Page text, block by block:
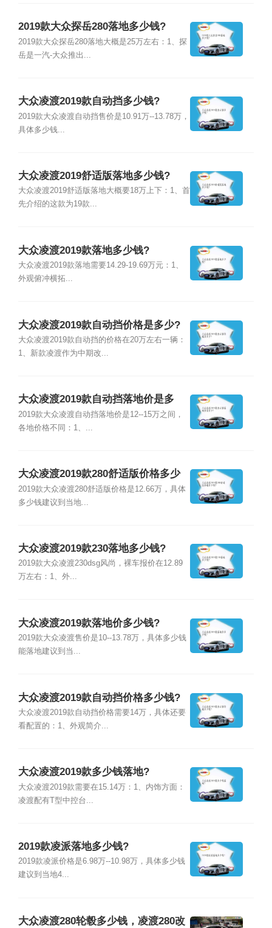
2019款大众探岳280落地多少钱?
2019款大众探岳280落地大概是25万左右：1、探
岳是一汽-大众推出...
大众凌渡2019款自动挡多少钱?
2019款大众凌渡自动挡售价是10.91万--13.78万，
具体多少钱...
大众凌渡2019舒适版落地多少钱?
大众凌渡2019舒适版落地大概要18万上下：1、首
先介绍的这款为19款...
大众凌渡2019款落地多少钱?
大众凌渡2019款落地需要14.29-19.69万元：1、
外观俯冲横拓...
大众凌渡2019款自动挡价格是多少?
大众凌渡2019款自动挡的价格在20万左右一辆：
1、新款凌渡作为中期改...
大众凌渡2019款自动挡落地价是多
少?
2019款大众凌渡自动挡落地价是12--15万之间，
各地价格不同：1、...
大众凌渡2019款280舒适版价格多少
钱?
2019款大众凌渡280舒适版价格是12.66万，具体
多少钱建议到当地...
大众凌渡2019款230落地多少钱?
2019款大众凌渡230dsg风尚，裸车报价在12.89
万左右：1、外...
大众凌渡2019款落地价多少钱?
2019款大众凌渡售价是10--13.78万，具体多少钱
能落地建议到当...
大众凌渡2019款自动挡价格多少钱?
大众凌渡2019款自动挡价格需要14万，具体还要
看配置的：1、外观简介...
大众凌渡2019款多少钱落地?
大众凌渡2019款需要在15.14万：1、内饰方面：
凌渡配有T型中控台...
2019款凌派落地多少钱?
2019款凌派价格是6.98万--10.98万，具体多少钱
建议到当地4...
大众凌渡280轮毂多少钱，凌渡280改